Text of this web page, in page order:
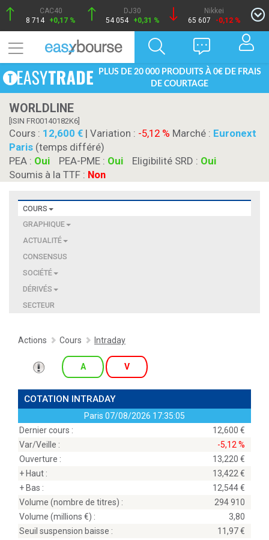
CAC40
8 714 +0,17 %
DJ30
54 054 +0,31 %
Nikkei
65 607
-0,12 %
PLUS DE 20 000 PRODUITS À 0€ DE FRAIS
DE COURTAGE
WORLDLINE
[ISIN FR00140182K6]
Cours : 12,600 | Variation : -5,12 % Marché : Euronext
Paris (temps différé)
PEA : Oui PEA-PME : Oui Eligibilité SRD : Oui
Soumis à la TTF : Non
COURS
GRAPHIQUE
ACTUALITÉ
CONSENSUS
SOCIÉTÉ
DÉRIVÉS
SECTEUR
Actions Cours Intraday
A V
COTATION INTRADAY
Paris 07/08/2026 17:35:05
Dernier cours :
12,600
Var/Veille :
-5,12 %
Ouverture :
13,220
+ Haut :
13,422
+ Bas :
12,544
Volume (nombre de titres) :
294 910
Volume (millions
) :
3,80
Seuil suspension baisse :
11,97